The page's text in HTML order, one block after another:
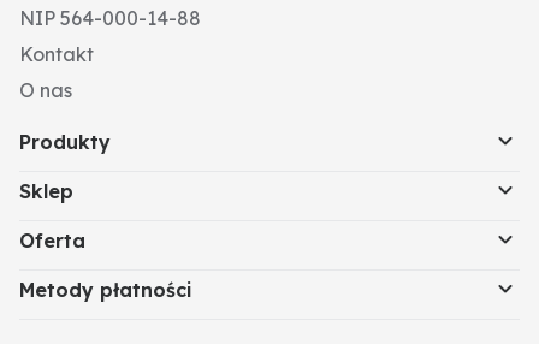
• wersja Asp z zewnętrznym zasysaniem zawiera
• kolor: biały
• oprawa: JET
NIP 564-000-14-88
Kontakt
O nas
Produkty
Sklep
Oferta
Metody płatności